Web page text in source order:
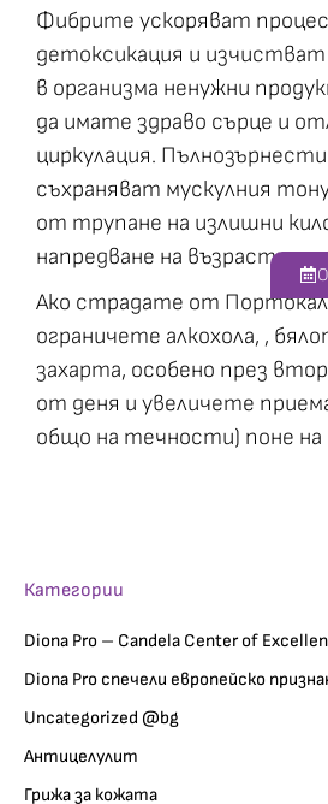
Фибрите ускоряват
детоксикация и
в организма ненужни
да имате здраво сърце и
циркулация.
съхраняват мускулния
от трупане на излишни
напредване на възрастта.
Ако страдате от
ограничете алкохола, ,
захарта, особено през
от деня и увеличете
общо на течности) поне на
Категории
Diona Pro – Candela Center of
Diona Pro спечели европейско
Uncategorized @bg
Антицелулит
Грижа за кожата